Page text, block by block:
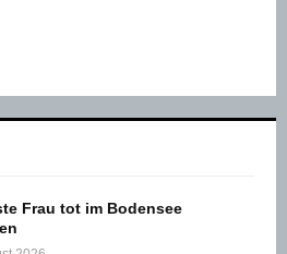
Frau tot im Bodensee